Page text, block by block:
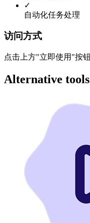
✓
自动化任务处理
访问方式
点击上方"立即使用"按
Alternative